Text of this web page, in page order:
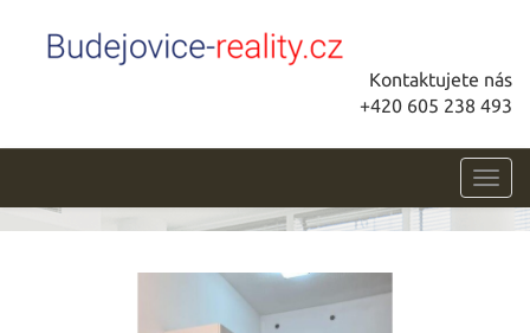
Kontaktujete nás
+420 605 238 493